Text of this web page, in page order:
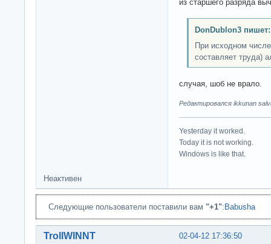
из старшего разряда
DonDublon3 пишет:
При исходном
составляет труда)
случая, шоб не врало.
Редактировался ikkunan
Yesterday it worked.
Today it is not working.
Windows is like that.
Неактивен
Следующие пользователи поставили вам "+1": Babusha
02-04-12 17:36:50
TrollWINNT